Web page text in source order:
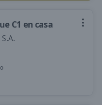
C1 en casa